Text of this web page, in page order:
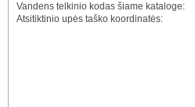
Vandens telkinio kodas šiame kataloge:
Atsitiktinio upės taško koordinatės: